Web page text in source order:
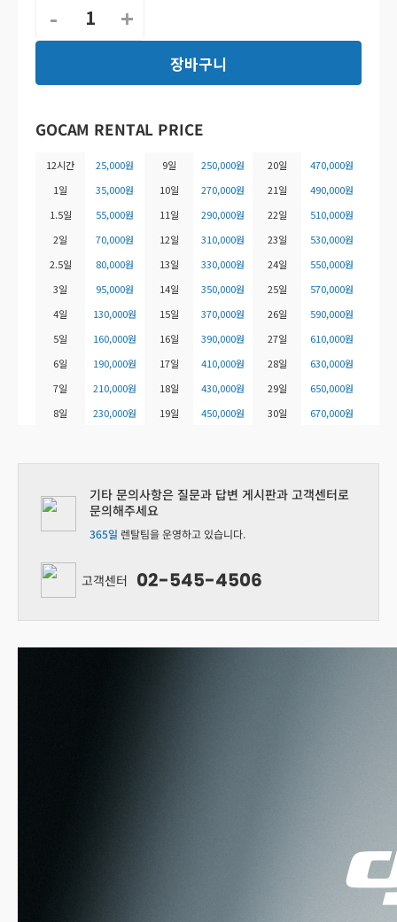
1
장바구니
GOCAM RENTAL PRICE
12시간 25,000원 9일 250,000원 20일
470,000원
1일
35,000원 10일 270,000원 21일
490,000원
1.5일
55,000원 11일 290,000원 22일
510,000원
2일
70,000원 12일 310,000원 23일
530,000원
2.5일
80,000원 13일 330,000원 24일
550,000원
3일
95,000원 14일 350,000원 25일
570,000원
4일
130,000원 15일 370,000원 26일
590,000원
5일
160,000원 16일 390,000원 27일
610,000원
6일
190,000원 17일 410,000원 28일
630,000원
7일
210,000원 18일 430,000원 29일
650,000원
8일
230,000원 19일 450,000원 30일 670,000원
기타 문의사항은 질문과 답변 게시판과 고객센터로
문의해주세요
365일 렌탈팀을 운영하고 있습니다.
고객센터 02-545-4506